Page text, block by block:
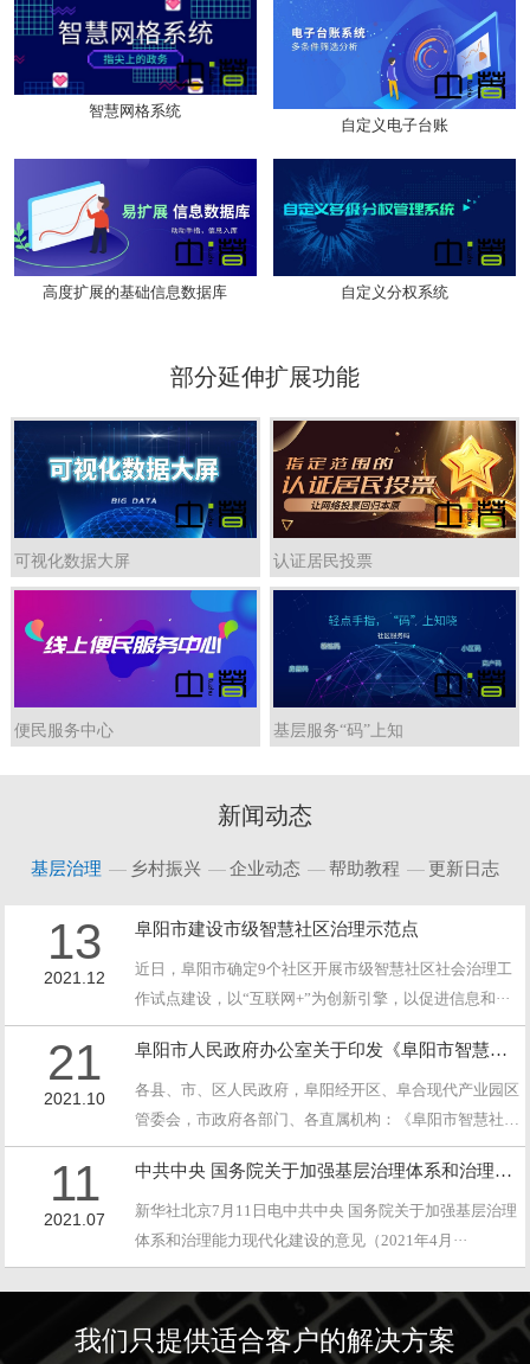
智慧网格系统
自定义电子台账
高度扩展的基础信息数据库 自定义分权系统
部分延伸扩展功能
可视化数据大屏 认证居民投票
便民服务中心 基层服务“码”上知
新闻动态
基层治理 乡村振兴 企业动态 帮助教程 更新日志
13
2021.12
阜阳市建设市级智慧社区治理示范点
近日，阜阳市确定9个社区开展市级智慧社区社会治理工
作试点建设，以“互联网+”为创新引擎，以促进信息和···
21
2021.10
阜阳市人民政府办公室关于印发《阜阳市智慧社区试点建设实施方案》的通知
各县、市、区人民政府，阜阳经开区、阜合现代产业园区
管委会，市政府各部门、各直属机构：《阜阳市智慧社区·
··
11
2021.07
中共中央 国务院关于加强基层治理体系和治理能力现代化建设的意见
新华社北京7月11日电中共中央 国务院关于加强基层治理
体系和治理能力现代化建设的意见（2021年4月···
我们只提供适合客户的解决方案